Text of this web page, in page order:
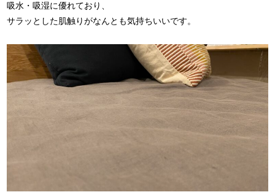
吸水・吸湿に優れており、
サラッとした肌触りがなんとも気持ちいいです。